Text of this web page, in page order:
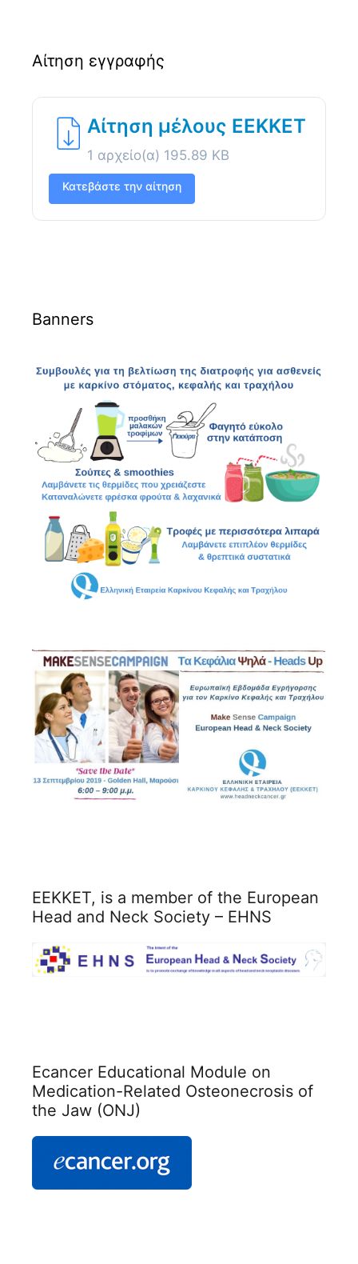
Αίτηση εγγραφής
Αίτηση μέλους ΕΕΚΚΕΤ
1 αρχείο(α) 195.89 KB
Κατεβάστε την αίτηση
Banners
ΕΕΚΚΕΤ, is a member of the European
Head and Neck Society – EHNS
Ecancer Educational Module on
Medication-Related Osteonecrosis of
the Jaw (ONJ)